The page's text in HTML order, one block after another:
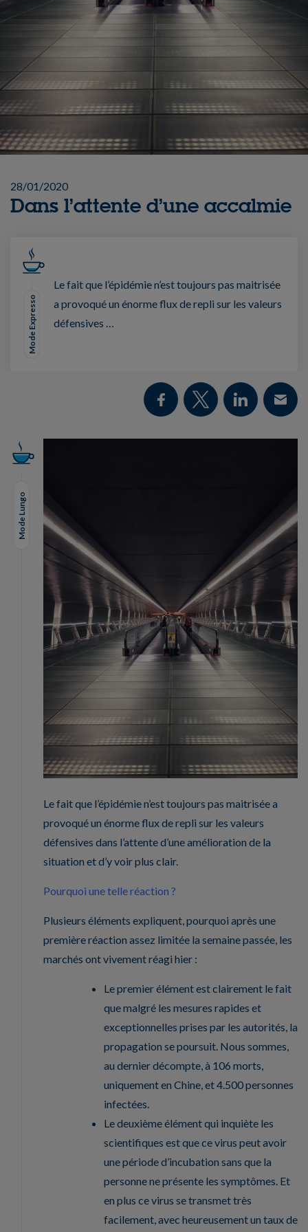
28/01/2020
Dans l’attente d’une accalmie
Mode Expresso
Le fait que l’épidémie n’est toujours pas maitrisée
a provoqué un énorme flux de repli sur les valeurs
défensives …
Mode Lungo
Le fait que l’épidémie n’est toujours pas maitrisée a
provoqué un énorme flux de repli sur les valeurs
défensives dans l’attente d’une amélioration de la
situation et d’y voir plus clair.
Pourquoi une telle réaction ?
Plusieurs éléments expliquent, pourquoi après une
première réaction assez limitée la semaine passée, les
marchés ont vivement réagi hier :
Le premier élément est clairement le fait
que malgré les mesures rapides et
exceptionnelles prises par les autorités, la
propagation se poursuit. Nous sommes,
au dernier décompte, à 106 morts,
uniquement en Chine, et 4.500 personnes
infectées.
Le deuxième élément qui inquiète les
scientifiques est que ce virus peut avoir
une période d’incubation sans que la
personne ne présente les symptômes. Et
en plus ce virus se transmet très
facilement, avec heureusement un taux de